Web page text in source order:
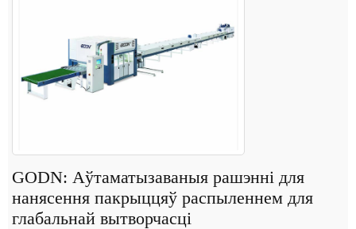
GODN: Аўтаматызаваныя рашэнні для
нанясення пакрыццяў распыленнем для
глабальнай вытворчасці